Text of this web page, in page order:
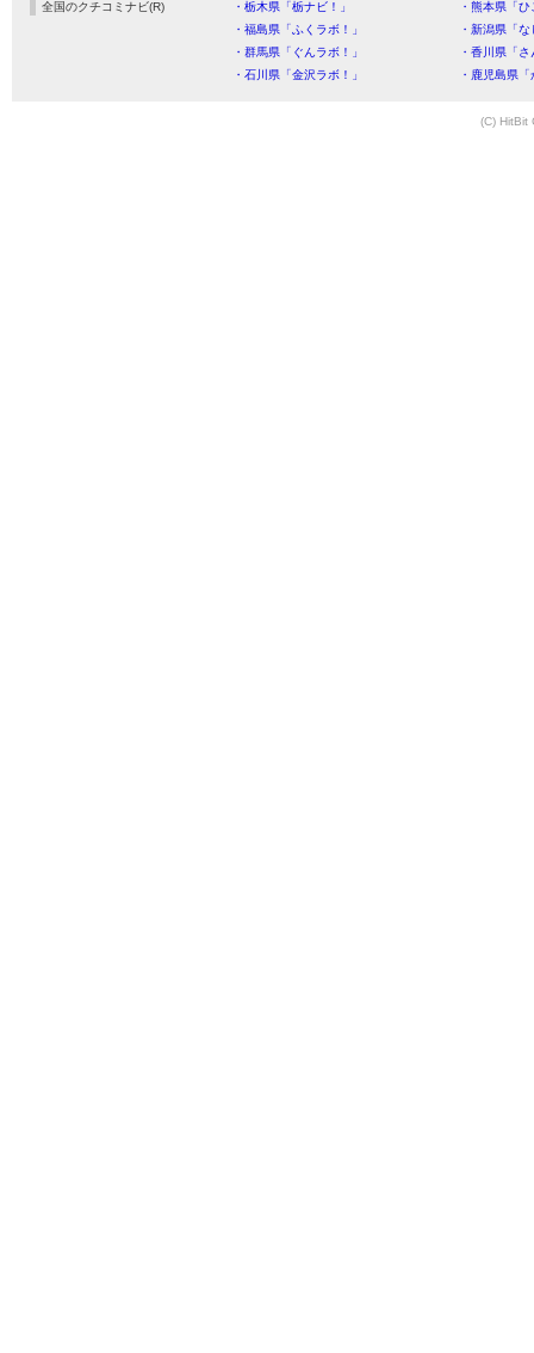
全国のクチコミナビ(R) ・栃木県「栃ナビ！」
・熊本県「
・福島県「ふくラボ！」
・新潟県「
・群馬県「ぐんラボ！」
・香川県「
・石川県「金沢ラボ！」
・鹿児島県
(C) HitBit